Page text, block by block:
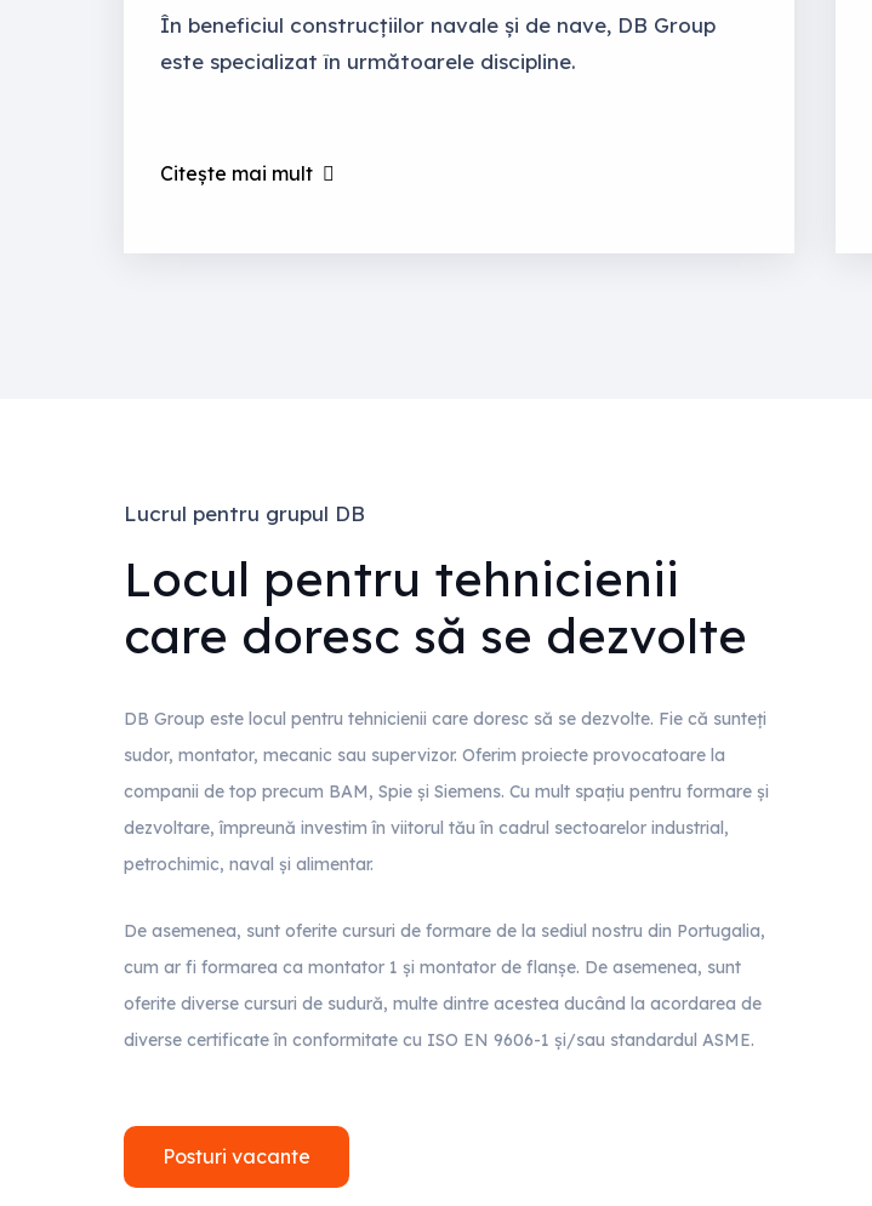
În beneficiul construcțiilor navale și de nave, DB Group
este specializat în următoarele discipline.
Citește mai mult
Lucrul pentru grupul DB
Locul pentru tehnicienii
care doresc să se dezvolte
DB Group este locul pentru tehnicienii care doresc să se dezvolte. Fie că sunteți
sudor, montator, mecanic sau supervizor. Oferim proiecte provocatoare la
companii de top precum BAM, Spie și Siemens. Cu mult spațiu pentru formare și
dezvoltare, împreună investim în viitorul tău în cadrul sectoarelor industrial,
petrochimic, naval și alimentar.
De asemenea, sunt oferite cursuri de formare de la sediul nostru din Portugalia,
cum ar fi formarea ca montator 1 și montator de flanșe. De asemenea, sunt
oferite diverse cursuri de sudură, multe dintre acestea ducând la acordarea de
diverse certificate în conformitate cu ISO EN 9606-1 și/sau standardul ASME.
Posturi vacante